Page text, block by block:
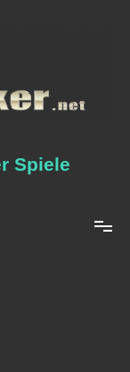
Spiele